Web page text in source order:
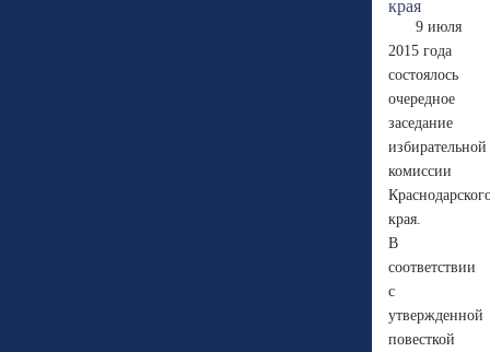
9 июля
2015 года
состоялось
очередное
заседание
избирательной
комиссии
края.
В
соответствии
с
утвержденной
повесткой